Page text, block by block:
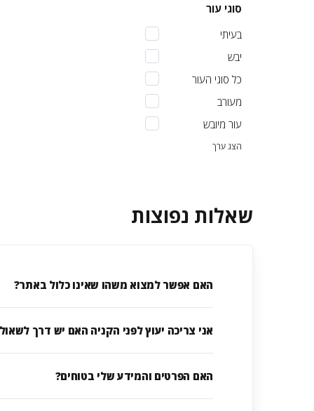
סוגי עור
בעיתי
יבש
כל סוגי העור
מעורב
עור מיובש
הצג ערך
שאלות נפוצות
האם אפשר למצוא משהו שאינו כלול באתר?
אני צריכה יעוץ לפני הקניה האם יש דרך
האם הפרטים והמידע שלי בטוחים?